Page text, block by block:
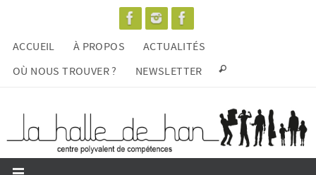
contenu
ACCUEIL À PROPOS
ACTUALITÉS
OÙ NOUS TROUVER ?
NEWSLETTER